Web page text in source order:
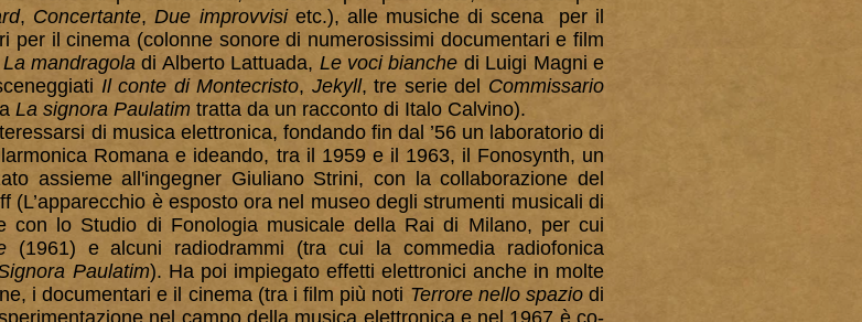
, Concertante,Due improvvisietc.), alle musiche di scena per il
per il cinema (colonne sonore di numerosissimi documentari e film
La mandragola di Alberto Lattuada, Le voci bianche di Luigi Magni e
Il conte di Montecristo, Jekyll, tre serie del Commissario
La signora Paulatim tratta da un racconto di Italo Calvino).
di musica elettronica, fondando fin dal ’56 un laboratorio di
Romana e ideando, tra il 1959 e il 1963, il Fonosynth, un
assieme all'ingegner Giuliano Strini, con la collaborazione del
(L’apparecchio è esposto ora nel museo degli strumenti musicali di
con lo Studio di Fonologia musicale della Rai di Milano, per cui
(1961) e alcuni radiodrammi (tra cui la commedia radiofonica
Paulatim). Ha poi impiegato effetti elettronici anche in molte
i documentari e il cinema (tra i film più noti Terrore nello spaziodi
nel campo della musica elettronica e nel 1967 è co-